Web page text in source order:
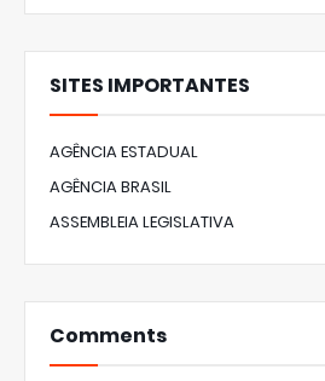
SITES IMPORTANTES
AGÊNCIA ESTADUAL
AGÊNCIA BRASIL
ASSEMBLEIA LEGISLATIVA
Comments